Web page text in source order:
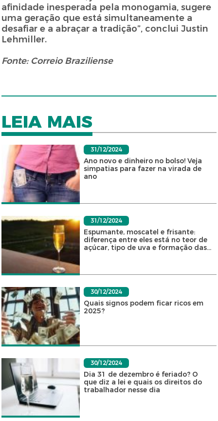
afinidade inesperada pela monogamia, sugere
uma geração que está simultaneamente a
desafiar e a abraçar a tradição”, conclui Justin
Lehmiller.
Fonte: Correio Braziliense
LEIA MAIS
31/12/2024
Ano novo e dinheiro no bolso! Veja
simpatias para fazer na virada de
ano
31/12/2024
Espumante, moscatel e frisante:
diferença entre eles está no teor de
açúcar, tipo de uva e formação das...
30/12/2024
Quais signos podem ficar ricos em
2025?
30/12/2024
Dia 31 de dezembro é feriado? O
que diz a lei e quais os direitos do
trabalhador nesse dia